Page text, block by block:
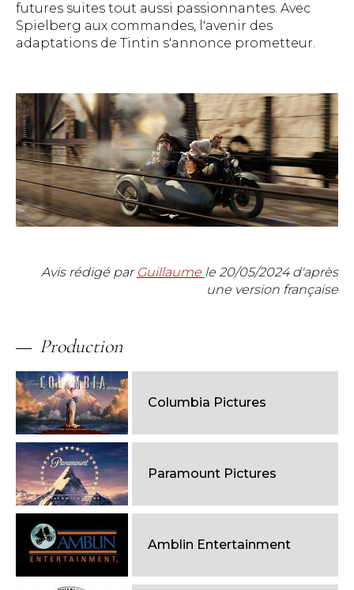
futures suites tout aussi passionnantes. Avec
Spielberg aux commandes, l'avenir des
adaptations de Tintin s'annonce prometteur.
Avis rédigé par Guillaume le 20/05/2024d'après
une version française
Production
Columbia Pictures
Paramount Pictures
Amblin Entertainment